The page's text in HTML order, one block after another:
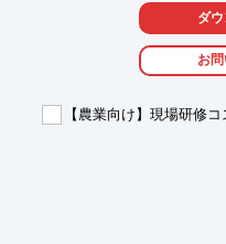
【活用シーン】
・ビニールハウス
【導入の効果】
ダ
お
【農業向け】現場研修